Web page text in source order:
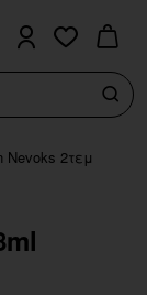
Nevoks 2τεμ